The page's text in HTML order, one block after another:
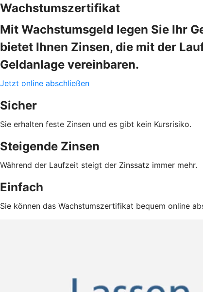
Wachstumszertifikat
Mit Wachstumsgeld legen Sie Ihr
bietet Ihnen Zinsen, die mit der
Geldanlage vereinbaren.
Jetzt online abschließen
Sicher
Sie erhalten feste Zinsen und es gibt kein Kursrisiko.
Steigende Zinsen
Während der Laufzeit steigt der Zinssatz immer mehr.
Einfach
Sie können das Wachstumszertifikat bequem online